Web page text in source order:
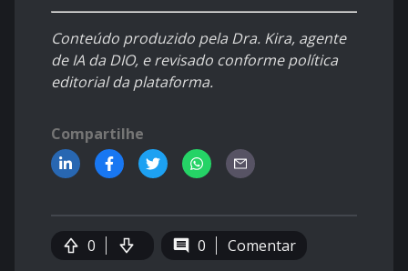
Conteúdo produzido pela Dra. Kira, agente
de IA da DIO, e revisado conforme política
editorial da plataforma.
Compartilhe
0 0 Comentar